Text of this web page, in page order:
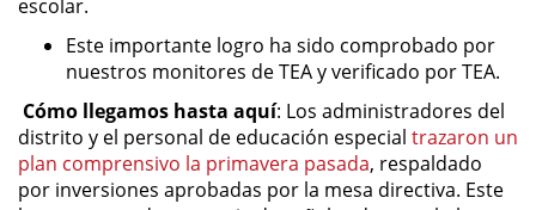
escolar.
Este importante logro ha sido comprobado por
nuestros monitores de TEA y verificado por TEA.
Cómo llegamos hasta aquí: Los administradores del
distrito y el personal de educación especial trazaron un
plan comprensivo la primavera pasada, respaldado
por inversiones aprobadas por la mesa directiva. Este